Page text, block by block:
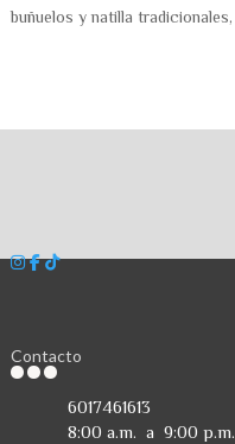
buñuelos y natilla
Contacto
6017461613
8:00 a.m. a 9:00 p.m.